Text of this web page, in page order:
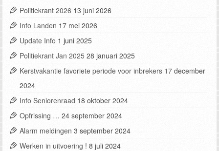
Politiekrant 2026 13 juni 2026
Info Landen 17 mei 2026
Update Info 1 juni 2025
Politiekrant Jan 2025 28 januari 2025
Kerstvakantie favoriete periode voor inbrekers 17 december
2024
Info Seniorenraad 18 oktober 2024
Opfrissing … 24 september 2024
Alarm meldingen 3 september 2024
Werken in uitvoering ! 8 juli 2024